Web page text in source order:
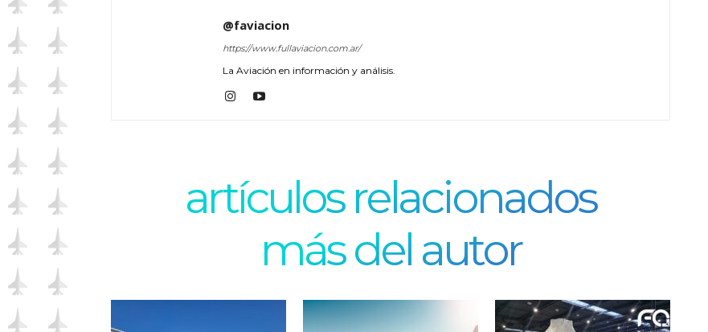
@faviacion
https://www.fullaviacion.com.ar/
La Aviación en información y análisis.
artículos relacionados
más del autor